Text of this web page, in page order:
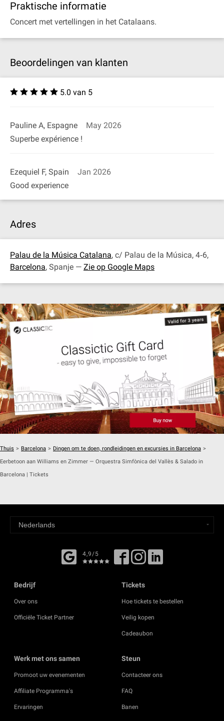
Praktische informatie
Concert met vertellingen in het Catalaans.
Beoordelingen van klanten
5.0 van 5
Pauline A, Espagne
May 2026
Superbe expérience !
Ezequiel F, Spain
Jan 2026
Good experience
Adres
Palau de la Música Catalana, c/ Palau de la Música, 4‐6,
Barcelona, Spanje — Zie op Google Maps
Thuis > Barcelona > Dingen om te doen, rondleidingen en excursies in Barcelona >
Eerbetoon aan Williams en Zimmer — Orquestra Simfònica del Vallès & Salado in
Barcelona | Tickets
4,9/5
Bedrijf
Over ons
Officiële Ticket Partner
Tickets
Hoe tickets te bestellen
Veilig kopen
Cadeaubon
Werk met ons samen
Promoot uw evenementen
Affiliate Programma's
Ervaringen
Steun
Contacteer ons
FAQ
Banen